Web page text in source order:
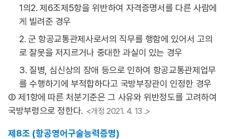
1의2. 제6조제5항을 위반하여 자격증명서를 다른 사람에
게 빌려준 경우
2. 군 항공교통관제사로서의 직무를 행함에 있어서 고의
로 잘못을 저지르거나 중대한 과실이 있는 경우
3. 질병, 심신상의 장애 등으로 인하여 항공교통관제업무
를 수행하기에 부적합하다고 국방부장관이 인정한 경우
② 제1항에 따른 처분기준은 그 사유와 위반정도를 고려하여
국방부령으로 정한다. <개정 2021. 4. 13 .>
제8조 (항공영어구술능력증명)